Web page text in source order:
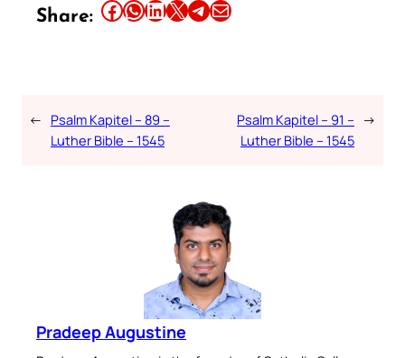
Share: Share this article on Facebook Share this article on WhatsApp Share this article on LinkedIn Share this article on X Share this article on TelegramEmail this Article
← Psalm Kapitel – 89 –
Luther Bible – 1545
Psalm Kapitel – 91 –
Luther Bible – 1545
→
Pradeep Augustine